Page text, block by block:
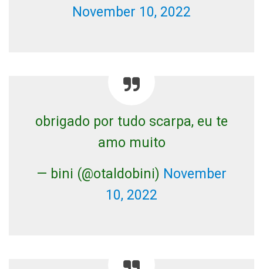
November 10, 2022
obrigado por tudo scarpa, eu te
amo muito
— bini (@otaldobini) November
10, 2022